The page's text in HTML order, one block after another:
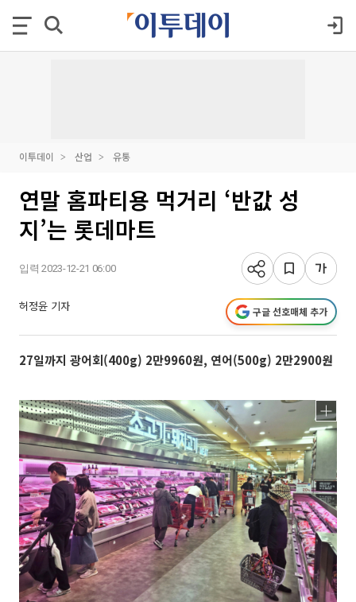
이투데이 산업 유통
연말 홈파티용 먹거리 ‘반값 성
지’는 롯데마트
입력 2023-12-21 06:00
허정윤 기자 구글 선호매체 추가
27일까지 광어회(400g) 2만9960원, 연어(500g) 2만2900원